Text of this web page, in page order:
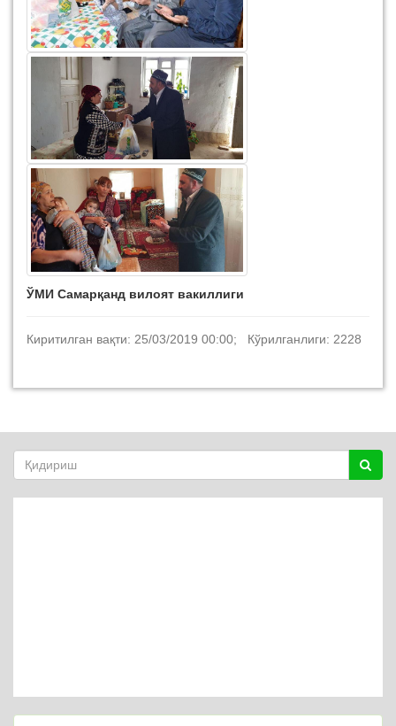
ЎМИ Самарқанд вилоят вакиллиги
Киритилган вақти: 25/03/2019 00:00; Кўрилганлиги: 2228